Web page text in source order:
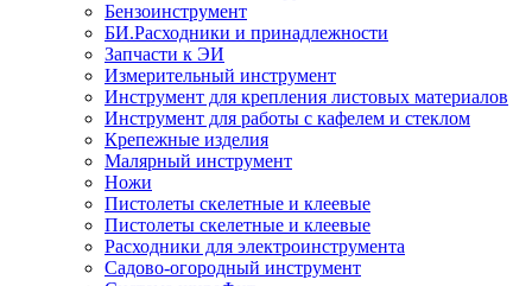
Бензоинструмент
БИ.Расходники и принадлежности
Запчасти к ЭИ
Измерительный инструмент
Инструмент для крепления листовых материалов
Инструмент для работы с кафелем и стеклом
Крепежные изделия
Малярный инструмент
Ножи
Пистолеты скелетные и клеевые
Пистолеты скелетные и клеевые
Расходники для электроинструмента
Садово-огородный инструмент